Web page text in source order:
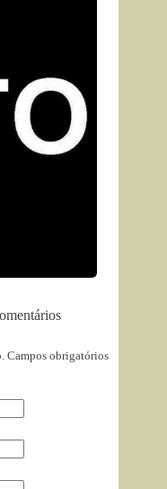
Campos obrigatórios